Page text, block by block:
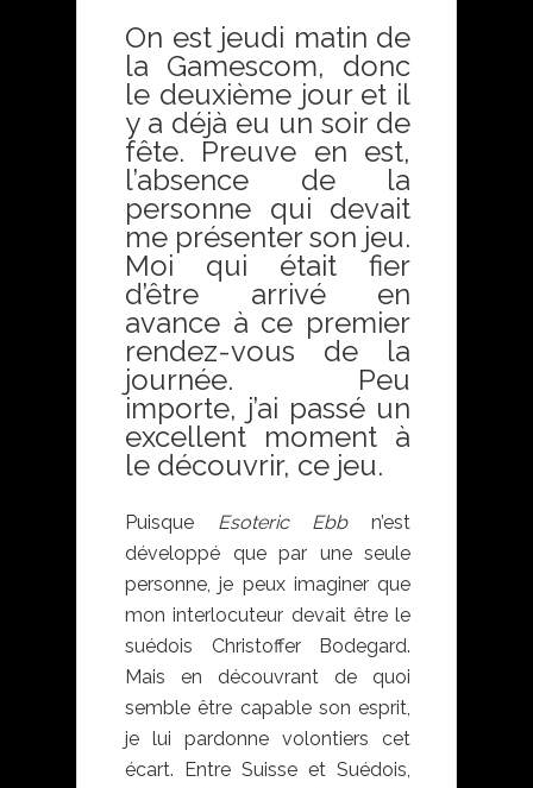
On est jeudi matin de
la Gamescom, donc
le deuxième jour et il
y a déjà eu un soir de
fête. Preuve en est,
l’absence de la
personne qui devait
me présenter son jeu.
Moi qui était fier
d’être arrivé en
avance à ce premier
rendez-vous de la
journée. Peu
importe, j’ai passé un
excellent moment à
le découvrir, ce jeu.
Puisque Esoteric Ebbn’est
développé que par une seule
personne, je peux imaginer que
mon interlocuteur devait être le
suédois Christoffer Bodegard.
Mais en découvrant de quoi
semble être capable son esprit,
je lui pardonne volontiers cet
écart. Entre Suisse et Suédois,